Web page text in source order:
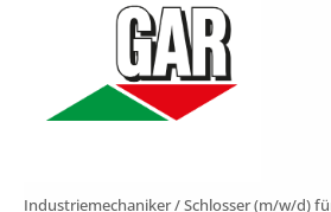
Industriemechaniker / Schlosser (m/w/d)